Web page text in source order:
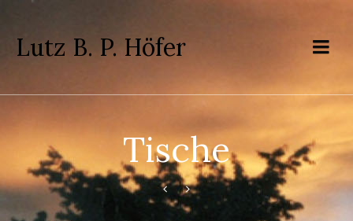
Lutz B. P. Höfer
Tische